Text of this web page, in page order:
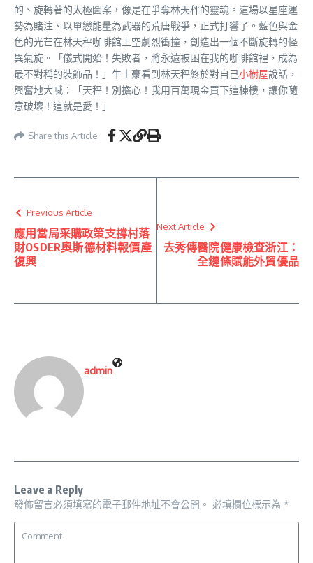
的、旋轉著的太極圖案，像是在爭奪林天秤的靈魂。這場以星座運
勢為賭注、以單戀能量為武器的荒唐戰爭，正式打響了。藍色與金
色的光芒在林天秤咖啡館上空劇烈衝撞，創造出一個不斷旋轉的怪
異氣旋。「儀式開始！失敗者，將永遠被困在我的咖啡館裡，成為
最不對稱的裝飾品！」牛土豪看到林天秤終於對自己小樹屋說話，
興奮地大喊：「天秤！別擔心！我用百萬現金買下這棟樓，讓你隨
意破壞！這就是愛！」
Share this Article
Previous Article
應用當局采購政策支撐村落
財OSDER奧斯德材料報價產
復興
Next Article
去秀傳醫院健康檢查浙江：
全鏈條賦能外貿優品
admin
Leave a Reply
發佈留言必須填寫的電子郵件地址不會公開。 必填欄位標示為 *